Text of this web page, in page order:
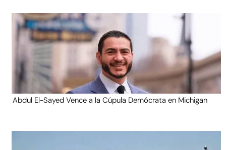
Abdul El-Sayed Vence a la Cúpula Demócrata en Michigan